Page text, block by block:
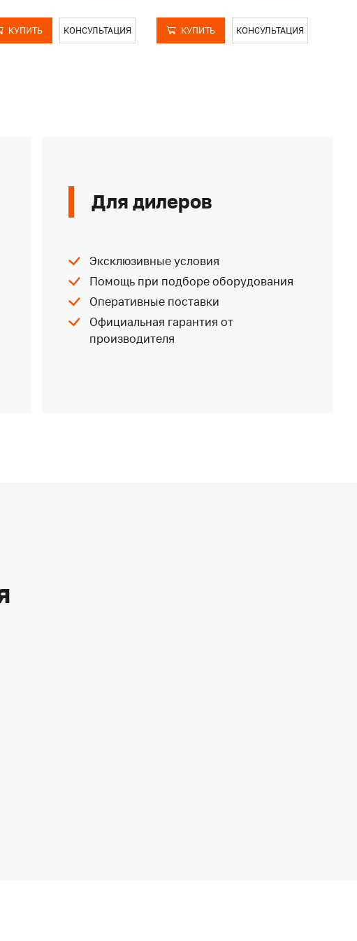
КУПИТЬ КОНСУЛЬТАЦИЯ КУПИТЬ КОНСУЛЬТАЦИЯ
Для дилеров
Эксклюзивные условия
Помощь при подборе оборудования
Оперативные поставки
Официальная гарантия от
производителя